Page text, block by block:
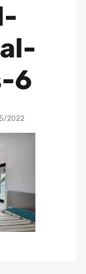
6
2022